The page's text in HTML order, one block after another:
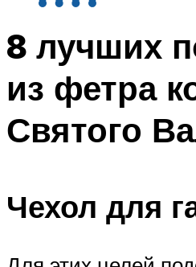
8 лучших
из фетра
Святого
Чехол для